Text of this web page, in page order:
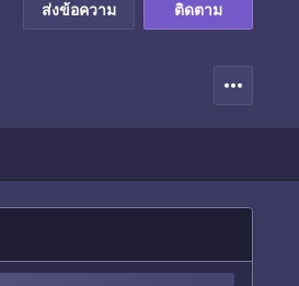
ส่งข้อความ ติดตาม
more_horiz